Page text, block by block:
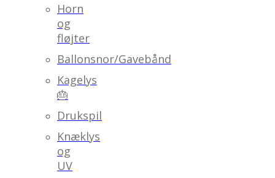
Horn
og
fløjter
Ballonsnor/Gavebånd
Kagelys
🎂
Drukspil
Knæklys
og
UV